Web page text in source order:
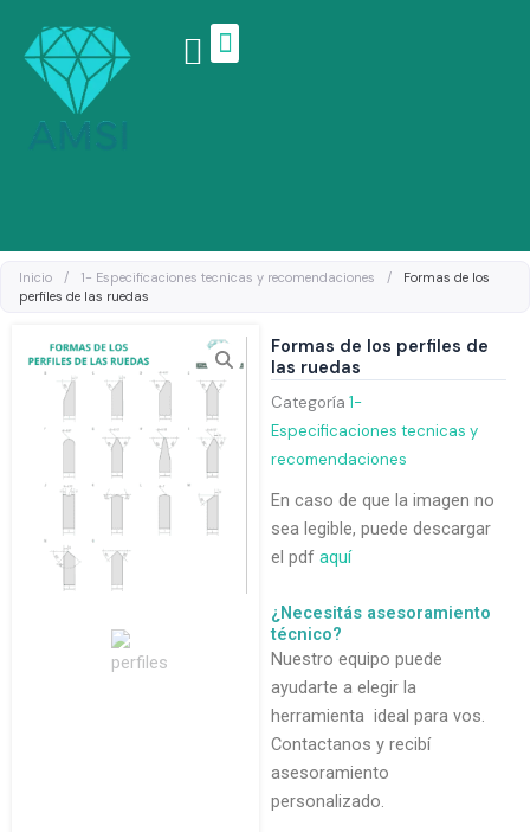
contenido
Inicio / 1- Especificaciones tecnicas y recomendaciones /
Formas de los
perfiles de las ruedas
Formas de los perfiles de
las ruedas
Categoría 1-
Especificaciones tecnicas y
recomendaciones
En caso de que la imagen no
sea legible, puede descargar
el pdf aquí
¿Necesitás asesoramiento
técnico?
Nuestro equipo puede
ayudarte a elegir la
herramienta ideal para vos.
Contactanos y recibí
asesoramiento
personalizado.